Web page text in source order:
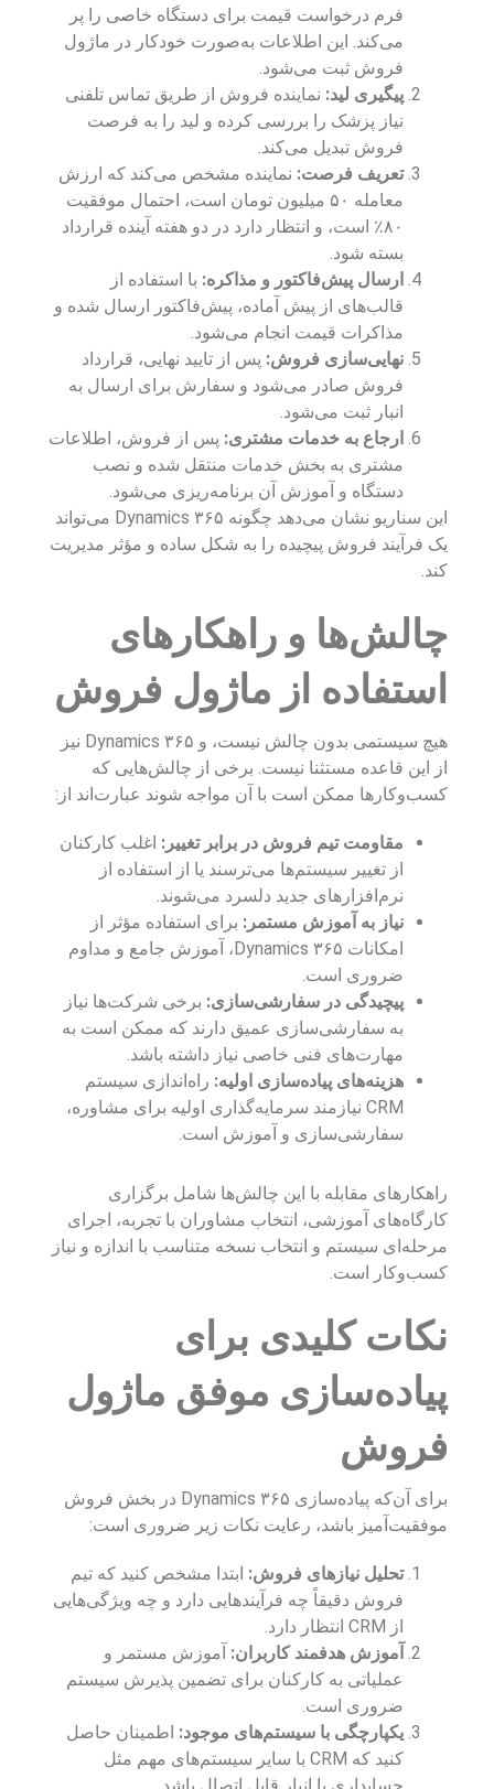
فرم درخواست قیمت برای دستگاه خاصی را پر
می‌کند. این اطلاعات به‌صورت خودکار در ماژول
فروش ثبت می‌شود.
پیگیری لید: نماینده فروش از طریق تماس تلفنی
نیاز پزشک را بررسی کرده و لید را به فرصت
فروش تبدیل می‌کند.
تعریف فرصت: نماینده مشخص می‌کند که ارزش
معامله ۵۰ میلیون تومان است، احتمال موفقیت
۸۰٪ است، و انتظار دارد در دو هفته آینده قرارداد
بسته شود.
ارسال پیش‌فاکتور و مذاکره: با استفاده از
قالب‌های از پیش آماده، پیش‌فاکتور ارسال شده و
مذاکرات قیمت انجام می‌شود.
نهایی‌سازی فروش: پس از تایید نهایی، قرارداد
فروش صادر می‌شود و سفارش برای ارسال به
انبار ثبت می‌شود.
ارجاع به خدمات مشتری: پس از فروش، اطلاعات
مشتری به بخش خدمات منتقل شده و نصب
دستگاه و آموزش آن برنامه‌ریزی می‌شود.
این سناریو نشان می‌دهد چگونه Dynamics ۳۶۵ می‌تواند
یک فرآیند فروش پیچیده را به شکل ساده و مؤثر مدیریت
کند.
چالش‌ها و راهکارهای
استفاده از ماژول فروش
هیچ سیستمی بدون چالش نیست، و Dynamics ۳۶۵ نیز
از این قاعده مستثنا نیست. برخی از چالش‌هایی که
کسب‌وکارها ممکن است با آن مواجه شوند عبارت‌اند از:
مقاومت تیم فروش در برابر تغییر: اغلب کارکنان
از تغییر سیستم‌ها می‌ترسند یا از استفاده از
نرم‌افزارهای جدید دلسرد می‌شوند.
نیاز به آموزش مستمر: برای استفاده مؤثر از
امکانات Dynamics ۳۶۵، آموزش جامع و مداوم
ضروری است.
پیچیدگی در سفارشی‌سازی: برخی شرکت‌ها نیاز
به سفارشی‌سازی عمیق دارند که ممکن است به
مهارت‌های فنی خاصی نیاز داشته باشد.
هزینه‌های پیاده‌سازی اولیه: راه‌اندازی سیستم
CRM نیازمند سرمایه‌گذاری اولیه برای مشاوره،
سفارشی‌سازی و آموزش است.
راهکارهای مقابله با این چالش‌ها شامل برگزاری
کارگاه‌های آموزشی، انتخاب مشاوران با تجربه، اجرای
مرحله‌ای سیستم و انتخاب نسخه متناسب با اندازه و نیاز
کسب‌وکار است.
نکات کلیدی برای
پیاده‌سازی موفق ماژول
فروش
برای آن‌که پیاده‌سازی Dynamics ۳۶۵ در بخش فروش
موفقیت‌آمیز باشد، رعایت نکات زیر ضروری است:
تحلیل نیازهای فروش: ابتدا مشخص کنید که تیم
فروش دقیقاً چه فرآیندهایی دارد و چه ویژگی‌هایی
از CRM انتظار دارد.
آموزش هدفمند کاربران: آموزش مستمر و
عملیاتی به کارکنان برای تضمین پذیرش سیستم
ضروری است.
یکپارچگی با سیستم‌های موجود: اطمینان حاصل
کنید که CRM با سایر سیستم‌های مهم مثل